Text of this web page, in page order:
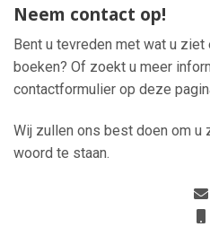
Neem contact op!
Bent u tevreden met wat u
boeken? Of zoekt u meer
contactformulier op deze
Wij zullen ons best doen om
woord te staan.